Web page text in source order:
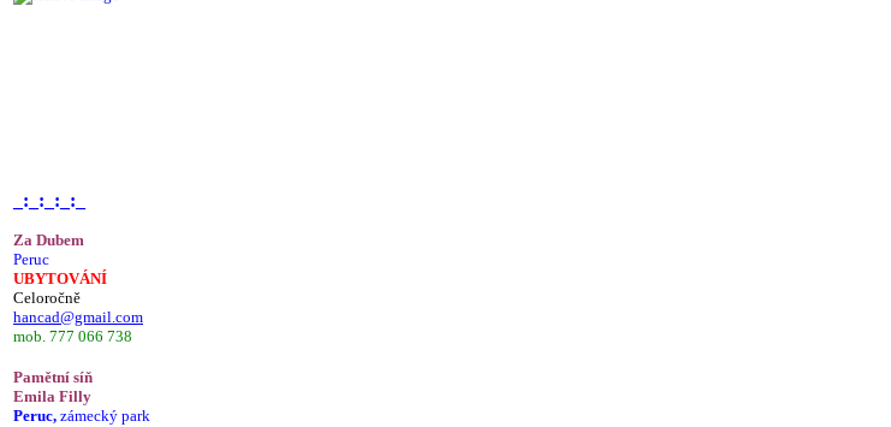
_:_:_:_:_
Za Dubem
Peruc
UBYTOVÁNÍ
Celoročně
hancad@gmail.com
mob. 777 066 738
Pamětní síň
Emila Filly
Peruc, zámecký park